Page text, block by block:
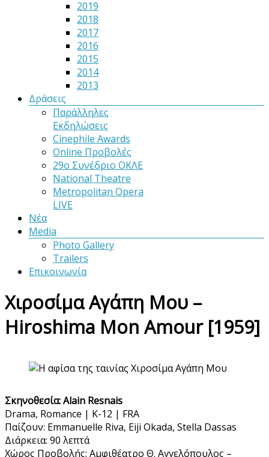
2019
2018
2017
2016
2015
2014
2013
Δράσεις
Παράλληλες
Εκδηλώσεις
Cinephile Awards
Online Προβολές
29ο Συνέδριο ΟΚΛΕ
National Theatre
Metropolitan Opera
LIVE
Νέα
Media
Photo Gallery
Trailers
Επικοινωνία
Χιροσίμα Αγάπη Μου –
Hiroshima Mon Amour [1959]
Σκηνοθεσία:Alain Resnais
Drama, Romance | K-12 | FRA
Παίζουν: Emmanuelle Riva, Eiji Okada, Stella Dassas
Διάρκεια: 90 λεπτά
Χώρος Προβολής: Αμφιθέατρο Θ. Αγγελόπουλος –